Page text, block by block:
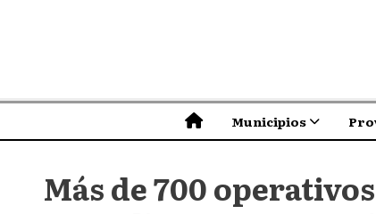
Municipios
Más de 700